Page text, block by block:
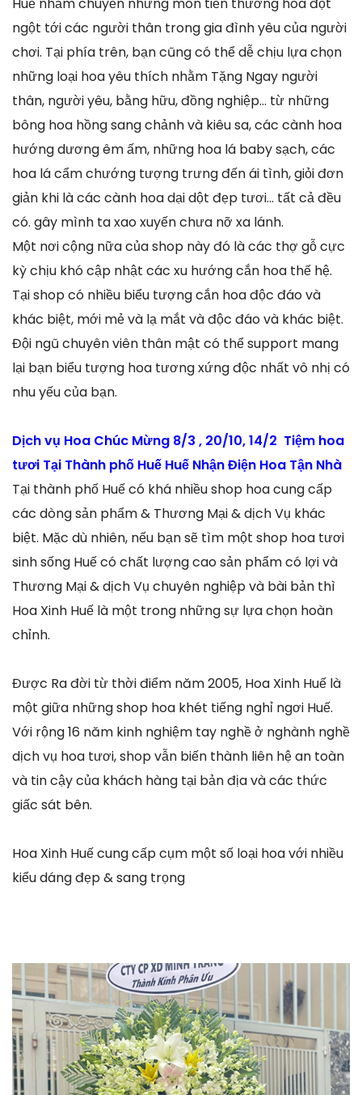
Huế nhằm chuyển những món tiến thưởng hoa đột
ngột tới các người thân trong gia đình yêu của người
chơi. Tại phía trên, bạn cũng có thể dễ chịu lựa chọn
những loại hoa yêu thích nhằm Tặng Ngay người
thân, người yêu, bằng hữu, đồng nghiệp… từ những
bông hoa hồng sang chảnh và kiêu sa, các cành hoa
hướng dương êm ấm, những hoa lá baby sạch, các
hoa lá cẩm chướng tượng trưng đến ái tình, giỏi đơn
giản khi là các cành hoa dại dột đẹp tươi… tất cả đều
có. gây mình ta xao xuyến chưa nỡ xa lánh.
Một nơi cộng nữa của shop này đó là các thợ gỗ cực
kỳ chịu khó cập nhật các xu hướng cắn hoa thế hệ.
Tại shop có nhiều biểu tượng cắn hoa độc đáo và
khác biệt, mới mẻ và lạ mắt và độc đáo và khác biệt.
Đội ngũ chuyên viên thân mật có thể support mang
lại bạn biểu tượng hoa tương xứng độc nhất vô nhị có
nhu yếu của bạn.
Dịch vụ Hoa Chúc Mừng 8/3 , 20/10, 14/2 Tiệm hoa
tươi Tại Thành phố Huế Huế Nhận Điện Hoa Tận Nhà
Tại thành phố Huế có khá nhiều shop hoa cung cấp
các dòng sản phẩm & Thương Mại & dịch Vụ khác
biệt. Mặc dù nhiên, nếu bạn sẽ tìm một shop hoa tươi
sinh sống Huế có chất lượng cao sản phẩm có lợi và
Thương Mại & dịch Vụ chuyên nghiệp và bài bản thì
Hoa Xinh Huế là một trong những sự lựa chọn hoàn
chỉnh.
Được Ra đời từ thời điểm năm 2005, Hoa Xinh Huế là
một giữa những shop hoa khét tiếng nghỉ ngơi Huế.
Với rộng 16 năm kinh nghiệm tay nghề ở nghành nghề
dịch vụ hoa tươi, shop vẫn biến thành liên hệ an toàn
và tin cậy của khách hàng tại bản địa và các thức
giấc sát bên.
Hoa Xinh Huế cung cấp cụm một số loại hoa với nhiều
kiểu dáng đẹp & sang trọng